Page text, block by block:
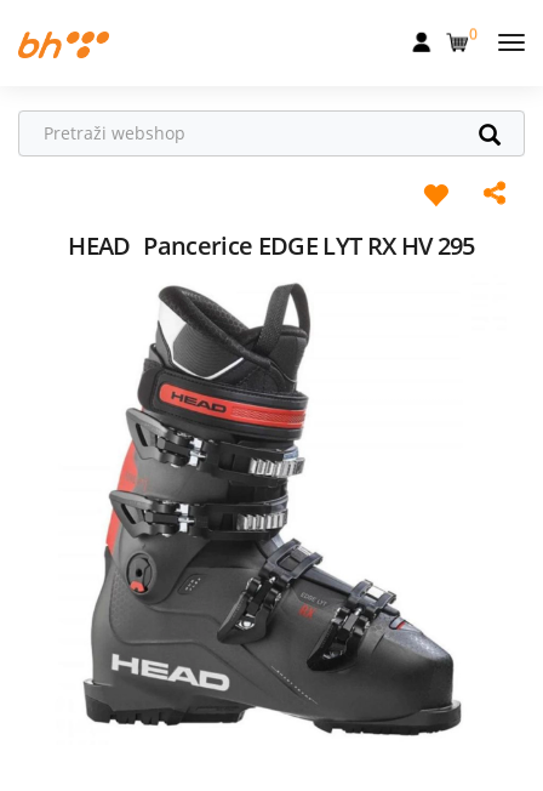
Fiksna
Televizija
0
HEAD Pancerice EDGE LYT RX HV 295